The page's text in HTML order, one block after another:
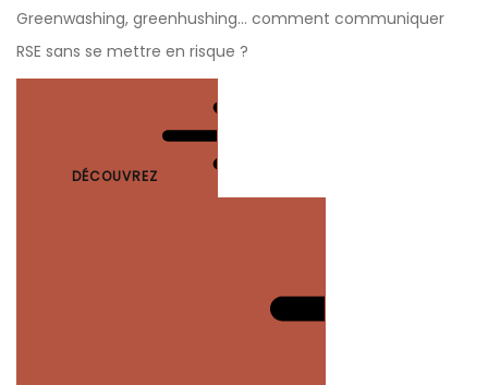
Greenwashing, greenhushing… comment communiquer
RSE sans se mettre en risque ?
DÉCOUVREZ